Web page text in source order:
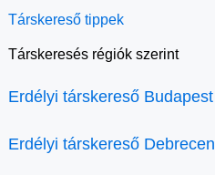
Társkereső tippek
Társkeresés régiók szerint
Erdélyi társkereső Budapest
Erdélyi társkereső Debrecen